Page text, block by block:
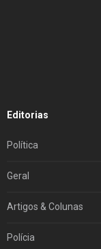
Editorias
Política
Geral
Artigos & Colunas
Polícia